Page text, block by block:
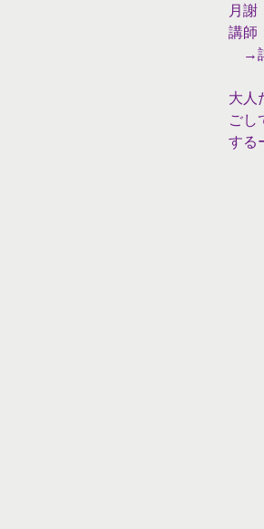
月謝
講師
→
大人
ごし
する